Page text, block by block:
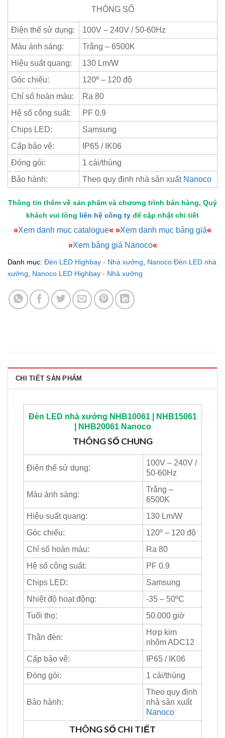
THÔNGSỐ
Điện thế sử dụng:
100V – 240V / 50-60Hz
Màu ánh sáng:
Trắng – 6500K
Hiệu suất quang:
130 Lm/W
Góc chiếu:
120º – 120 độ
Chỉ số hoàn màu:
Ra 80
Hệ số công suất:
PF 0.9
Chips LED:
Samsung
Cấp bảo vệ:
IP65 / IK06
Đóng gói:
1 cái/thùng
Bảo hành:
Theo quy định nhà sản xuất Nanoco
Thông tin thêm về sản phẩm và chương trình bán hàng, Quý
khách vui lòng liên hệ công ty để cập nhật chi tiết
»Xem danh mục catalogue« »Xem danh mục bảng giá«
»Xem bảng giá Nanoco«
Danh mục: Đèn LED Highbay - Nhà xưởng, Nanoco Đèn LED nhà
xưởng, Nanoco LED Highbay - Nhà xưởng
CHI TIẾT SẢN PHẨM
Đèn LED nhà xưởng NHB10061 | NHB15061
| NHB20061 Nanoco
THÔNGSỐ CHUNG
Điện thế sử dụng:
100V – 240V /
50-60Hz
Màu ánh sáng:
Trắng –
6500K
Hiệu suất quang:
130 Lm/W
Góc chiếu:
120º – 120 độ
Chỉ số hoàn màu:
Ra 80
Hệ số công suất:
PF 0.9
Chips LED:
Samsung
Nhiệt độ hoạt động:
-35 – 50ºC
Tuổi thọ:
50.000 giờ
Thân đèn:
Hợp kim
nhôm ADC12
Cấp bảo vệ:
IP65 / IK06
Đóng gói:
1 cái/thùng
Bảo hành:
Theo quy định
nhà sản xuất
Nanoco
THÔNGSỐ CHI TIẾT